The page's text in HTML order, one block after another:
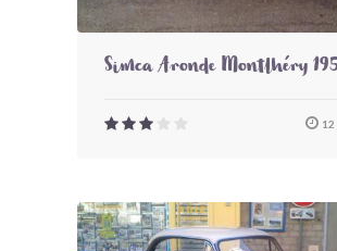
Simca Aronde Montlhéry
12